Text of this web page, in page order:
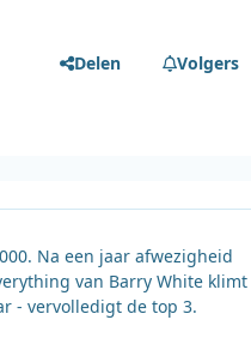
Delen Volgers
Na een jaar afwezigheid
van Barry White klimt
- vervolledigt de top 3.